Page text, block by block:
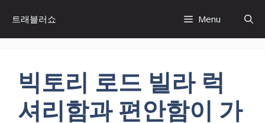
츠
트래블러쇼 Menu
빅토리 로드 빌라 럭
셔리함과 편안함이 가